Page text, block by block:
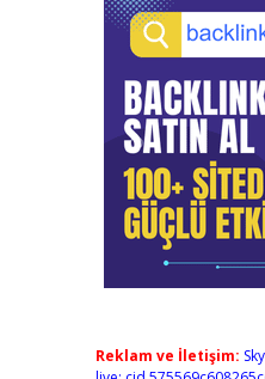
Reklam ve İletişim: